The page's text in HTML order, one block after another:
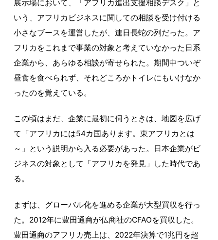
展示場において、「アフリカ進出支援相談デスク」と
いう、アフリカビジネスに関しての相談を受け付ける
小さなブースを運営したが、連日長蛇の列だった。ア
フリカをこれまで事業の対象と考えていなかった日系
企業から、あらゆる相談が寄せられた。期間中ついぞ
昼食を食べられず、それどころかトイレにもいけなか
ったのを覚えている。
この頃はまだ、企業に最初に伺うときは、地図を広げ
て「アフリカには54カ国あります。東アフリカとは
～」という説明から入る必要があった。日本企業がビ
ジネスの対象として「アフリカを発見」した時代であ
る。
まずは、グローバル化を進める企業が大型買収を行っ
た。2012年に豊田通商が仏商社のCFAOを買収した。
豊田通商のアフリカ売上は、2022年決算で1兆円を超